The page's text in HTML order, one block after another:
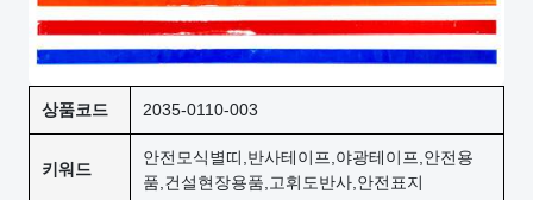
상품코드 2035-0110-003
키워드
안전모식별띠,반사테이프,야광테이프,안전용
품,건설현장용품,고휘도반사,안전표지